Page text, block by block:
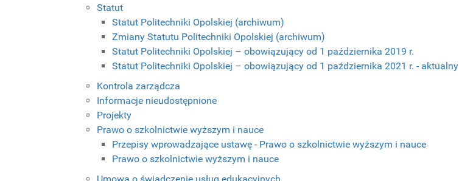
Statut
Statut Politechniki Opolskiej (archiwum)
Zmiany Statutu Politechniki Opolskiej (archiwum)
Statut Politechniki Opolskiej – obowiązujący od 1 października 2019 r.
Statut Politechniki Opolskiej – obowiązujący od 1 października 2021 r. - aktualny
Kontrola zarządcza
Informacje nieudostępnione
Projekty
Prawo o szkolnictwie wyższym i nauce
Przepisy wprowadzające ustawę - Prawo o szkolnictwie wyższym i nauce
Prawo o szkolnictwie wyższym i nauce